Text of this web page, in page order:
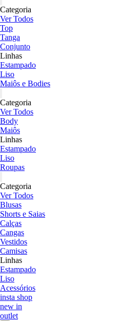
Categoria
Ver Todos
Top
Tanga
Conjunto
Linhas
Estampado
Liso
Maiôs e Bodies
Categoria
Ver Todos
Body
Maiôs
Linhas
Estampado
Liso
Roupas
Categoria
Ver Todos
Blusas
Shorts e Saias
Calças
Cangas
Vestidos
Camisas
Linhas
Estampado
Liso
Acessórios
insta shop
new in
outlet